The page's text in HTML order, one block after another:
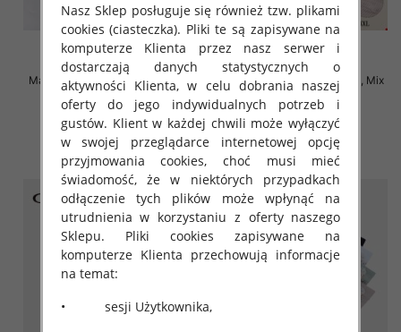
Majtki damskie Roz XL-4XL, Mix
kolor Paczka 24 szt
4.80 zł
szczegóły
Majtki damskie Roz XL-4XL, Mix
kolor Paczka 24 szt
4.70 zł
szczegóły
Nasz Sklep posługuje się również tzw. plikami
cookies (ciasteczka). Pliki te są zapisywane na
komputerze Klienta przez nasz serwer i
dostarczają danych statystycznych o
aktywności Klienta, w celu dobrania naszej
oferty do jego indywidualnych potrzeb i
gustów. Klient w każdej chwili może wyłączyć
w swojej przeglądarce internetowej opcję
przyjmowania cookies, choć musi mieć
świadomość, że w niektórych przypadkach
odłączenie tych plików może wpłynąć na
utrudnienia w korzystaniu z oferty naszego
Sklepu. Pliki cookies zapisywane na
komputerze Klienta przechowują informacje
na temat:
• sesji Użytkownika,